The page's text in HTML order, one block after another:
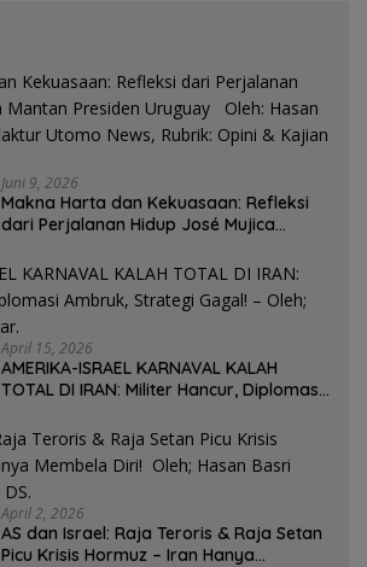
Juni 9, 2026
Makna Harta dan Kekuasaan: Refleksi
dari Perjalanan Hidup José Mujica
Basri Siregar, Redaktur Utomo News,
Rubrik: Opini & Kajian Sosial.
April 15, 2026
AMERIKA-ISRAEL KARNAVAL KALAH
TOTAL DI IRAN: Militer Hancur, Diplomasi
Basri Siregar.
April 2, 2026
AS dan Israel: Raja Teroris & Raja Setan
Picu Krisis Hormuz – Iran Hanya